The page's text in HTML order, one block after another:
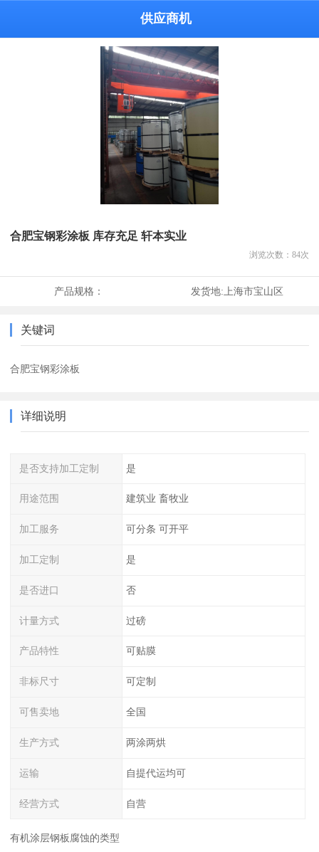
供应商机
合肥宝钢彩涂板 库存充足 轩本实业
浏览次数： 84次
产品规格： 发货地:上海市宝山区
关键词
合肥宝钢彩涂板
详细说明
是否支持加工定制 是
用途范围 建筑业 畜牧业
加工服务 可分条 可开平
加工定制 是
是否进口 否
计量方式 过磅
产品特性 可贴膜
非标尺寸 可定制
可售卖地 全国
生产方式 两涂两烘
运输 自提代运均可
经营方式 自营
有机涂层钢板腐蚀的类型